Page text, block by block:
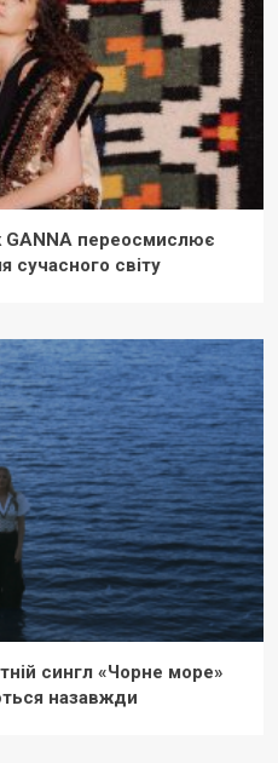
GANNA переосмислює
сучасного світу
сингл «Чорне море»
назавжди